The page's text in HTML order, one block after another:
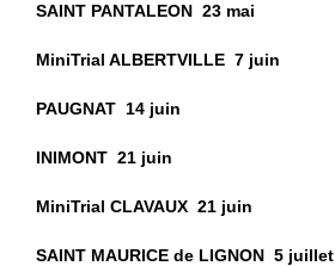
SAINT PANTALEON 23 mai
MiniTrial ALBERTVILLE 7 juin
PAUGNAT 14 juin
INIMONT 21 juin
MiniTrial CLAVAUX 21 juin
SAINT MAURICE de LIGNON 5 juillet